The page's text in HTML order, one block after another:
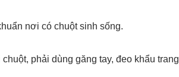
nơi có chuột sinh sống.
phải dùng găng tay, đeo khẩu